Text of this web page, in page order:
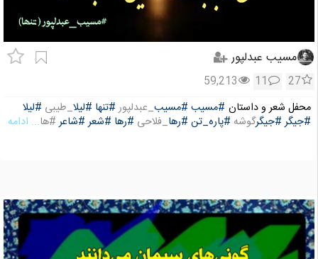
مسیب عبدلپور
27
11
59,213
محفل شعر و داستان #مسیب #مسیب_عبدلپور#تنها #لیلا_طیبی #لیلا
#جیگر #جیگرگوشه #پاره_تن #رها_فلاحی #رها #شعر #شاعر#ها... ادامه